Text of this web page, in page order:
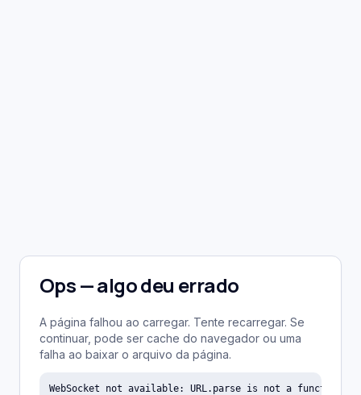
Ops — algo deu errado
A página falhou ao carregar. Tente recarregar. Se
continuar, pode ser cache do navegador ou uma
falha ao baixar o arquivo da página.
WebSocket not available: URL.parse is not a function